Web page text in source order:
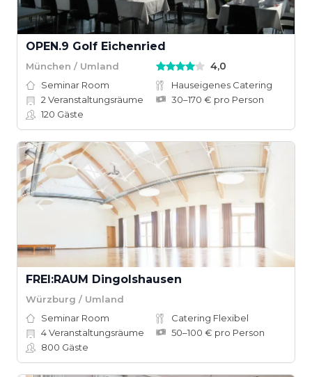
OPEN.9 Golf Eichenried
München / Umland 4,0
Seminar Room
Hauseigenes Catering
2 Veranstaltungsräume
30–170 € pro Person
120 Gäste
FREI:RAUM Dingolshausen
Würzburg / Umland
Seminar Room
Catering Flexibel
4Veranstaltungsräume
50–100 € pro Person
800 Gäste